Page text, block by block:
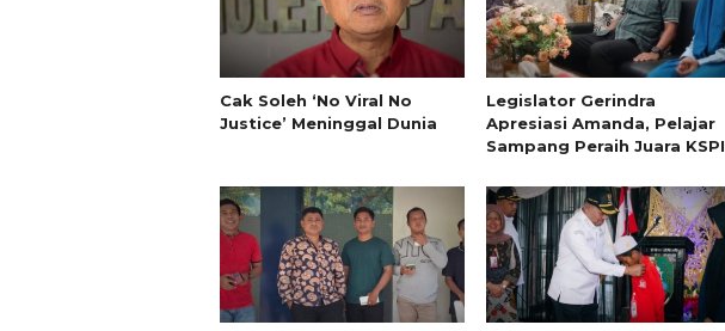
Cak Soleh ‘No Viral No
Justice’ Meninggal Dunia
Legislator Gerindra
Apresiasi Amanda, Pelajar
Sampang Peraih Juara KSPI